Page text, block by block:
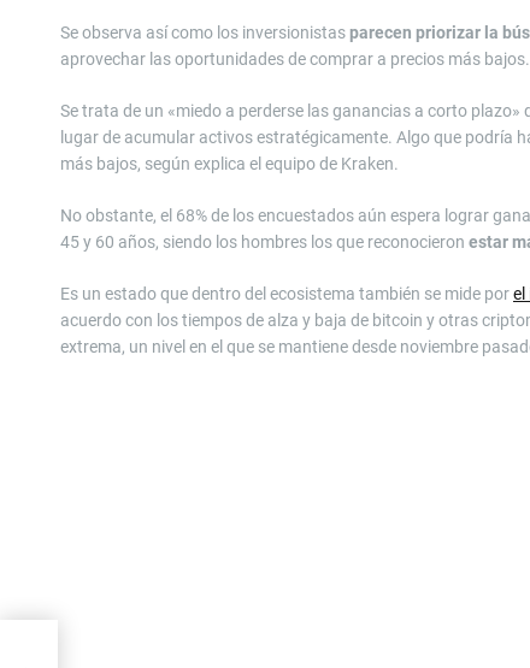
Se observa así como los inversionistasparecen priorizar la
aprovechar las oportunidades de comprar a precios más bajos.
Se trata de un «miedo a perderse las ganancias a corto
lugar de acumular activos estratégicamente. Algo que podría
más bajos, según explica el equipo de Kraken.
No obstante, el 68% de los encuestados aún espera lograr
45 y 60 años, siendo los hombres los que reconocieron estar
Es un estado que dentro del ecosistema también se mide porel
acuerdo con los tiempos de alza y baja de bitcoin y otras
extrema, un nivel en el que se mantiene desde noviembre